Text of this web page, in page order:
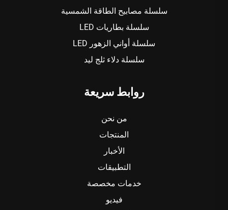
سلسلة مصابيح الطاقة الشمسية
سلسلة بطاريات LED
سلسلة أواني الزهور LED
سلسلة دلاء ثلج ليد
روابط سريعة
من نحن
المنتجات
الأخبار
التطبيقات
خدمات مخصصة
فيديو